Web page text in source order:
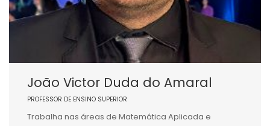
João Victor Duda do Amaral
PROFESSOR DE ENSINO SUPERIOR
Trabalha nas áreas de Matemática Aplicada e